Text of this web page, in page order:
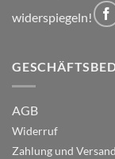
widerspiegeln!
AGB
Widerruf
Zahlung und Versand